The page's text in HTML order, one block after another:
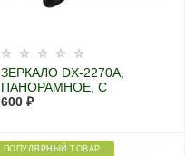
ЗЕРКАЛО DX-2270A,
ПАНОРАМНОЕ, С
КРЕПЛЕНИЕМ НА ШЛЕМ,
600 ₽
ПОПУЛЯРНЫЙ ТОВАР